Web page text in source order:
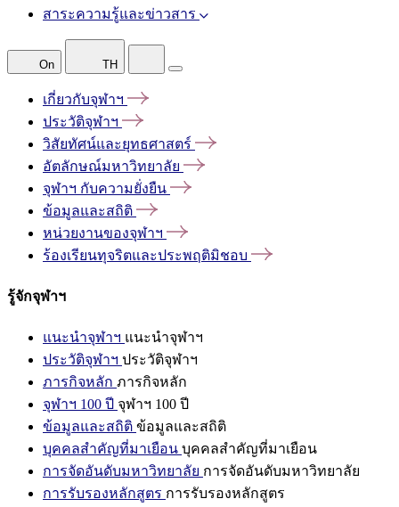
สาระความรู้และข่าวสาร
On TH
เกี่ยวกับจุฬาฯ
ประวัติจุฬาฯ
วิสัยทัศน์และยุทธศาสตร์
อัตลักษณ์มหาวิทยาลัย
จุฬาฯ กับความยั่งยืน
ข้อมูลและสถิติ
หน่วยงานของจุฬาฯ
ร้องเรียนทุจริตและประพฤติมิชอบ
รู้จักจุฬาฯ
แนะนำจุฬาฯ แนะนำจุฬาฯ
ประวัติจุฬาฯ ประวัติจุฬาฯ
ภารกิจหลัก ภารกิจหลัก
จุฬาฯ 100 ปี จุฬาฯ 100 ปี
ข้อมูลและสถิติ ข้อมูลและสถิติ
บุคคลสำคัญที่มาเยือน บุคคลสำคัญที่มาเยือน
การจัดอันดับมหาวิทยาลัย การจัดอันดับมหาวิทยาลัย
การรับรองหลักสูตร การรับรองหลักสูตร